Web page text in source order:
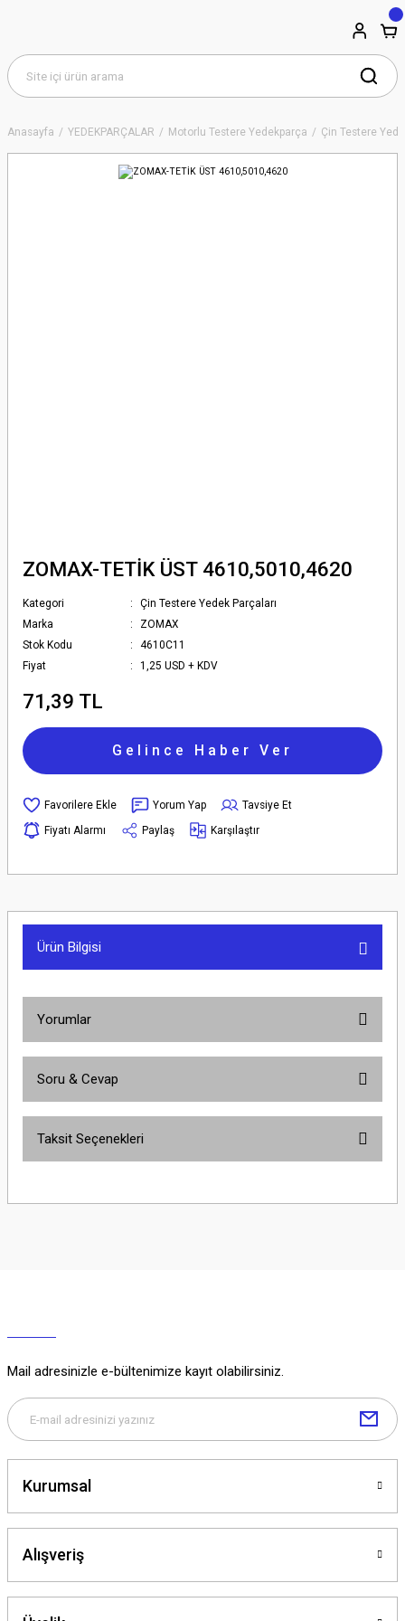
Anasayfa YEDEKPARÇALAR Motorlu Testere Yedekparça Çin Testere
ZOMAX-TETİK ÜST 4610,5010,4620
Kategori
Çin Testere Yedek Parçaları
Marka
ZOMAX
Stok Kodu
4610C11
Fiyat
1,25 USD + KDV
71,39 TL
Gelince Haber Ver
Yorum Yap
Tavsiye Et
Fiyatı Alarmı
Paylaş Karşılaştır
Ürün Bilgisi
Yorumlar
Soru & Cevap
Soru Sor
Taksit Seçenekleri
Mail adresinizle e-bültenimize kayıt olabilirsiniz.
Kurumsal
Alışveriş